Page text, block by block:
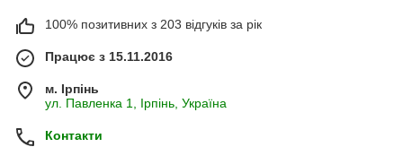
100% позитивних з 203 відгуків за рік
Працює з 15.11.2016
м. Ірпінь
ул. Павленка 1, Ірпінь, Україна
Контакти